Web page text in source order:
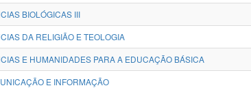
BIOLÓGICAS III
DA RELIGIÃO E TEOLOGIA
E HUMANIDADES PARA A EDUCAÇÃO BÁSICA
E INFORMAÇÃO